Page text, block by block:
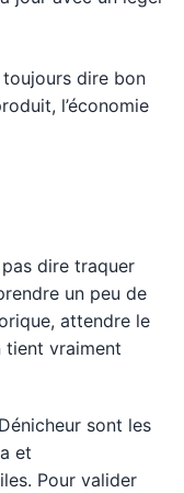
dire bon
l’économie
dire traquer
un peu de
attendre le
tient vraiment
sont les
et
Pour valider